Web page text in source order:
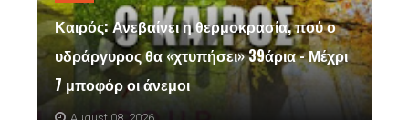
Καιρός: Ανεβαίνει η θερμοκρασία, πού ο
υδράργυρος θα «χτυπήσει» 39άρια - Μέχρι
7 μποφόρ οι άνεμοι